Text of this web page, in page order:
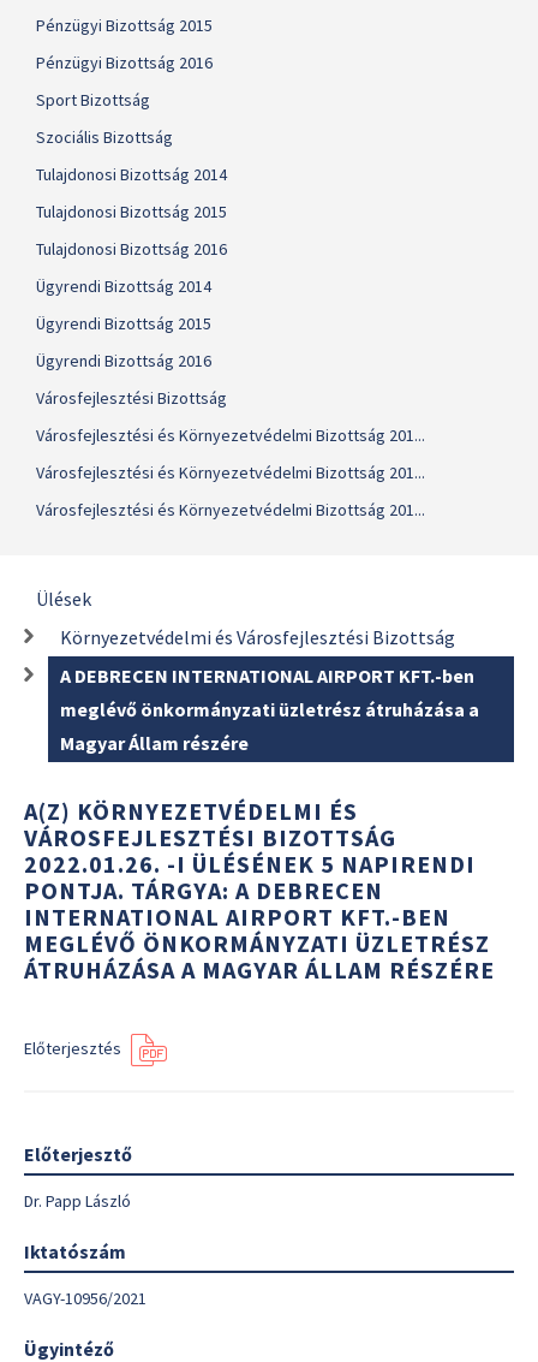
Pénzügyi Bizottság 2015
Pénzügyi Bizottság 2016
Sport Bizottság
Szociális Bizottság
Tulajdonosi Bizottság 2014
Tulajdonosi Bizottság 2015
Tulajdonosi Bizottság 2016
Ügyrendi Bizottság 2014
Ügyrendi Bizottság 2015
Ügyrendi Bizottság 2016
Városfejlesztési Bizottság
Városfejlesztési és Környezetvédelmi Bizottság 201...
Városfejlesztési és Környezetvédelmi Bizottság 201...
Városfejlesztési és Környezetvédelmi Bizottság 201...
Ülések
Környezetvédelmi és Városfejlesztési Bizottság
A DEBRECEN INTERNATIONAL AIRPORT KFT.-ben
meglévő önkormányzati üzletrész átruházása a
Magyar Állam részére
A(Z) KÖRNYEZETVÉDELMI ÉS
VÁROSFEJLESZTÉSI BIZOTTSÁG
2022.01.26. -I ÜLÉSÉNEK 5 NAPIRENDI
PONTJA. TÁRGYA: A DEBRECEN
INTERNATIONAL AIRPORT KFT.-BEN
MEGLÉVŐ ÖNKORMÁNYZATI ÜZLETRÉSZ
ÁTRUHÁZÁSA A MAGYAR ÁLLAM RÉSZÉRE
Előterjesztés
Előterjesztő
Dr. Papp László
Iktatószám
VAGY-10956/2021
Ügyintéző